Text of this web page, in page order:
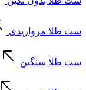
ست طلا مرواریدی
ست طلا سنگین